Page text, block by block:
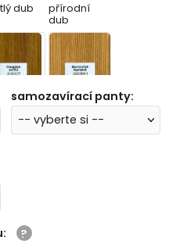
dub přírodní
dub
borovice
horská
samozavírací panty:
: